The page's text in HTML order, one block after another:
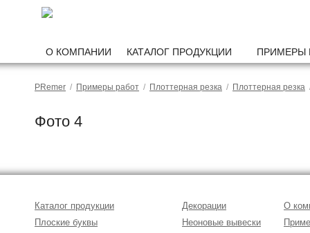
О КОМПАНИИ КАТАЛОГ ПРОДУКЦИИ ПРИМЕРЫ
PRemer / Примеры работ / Плоттерная резка / Плоттерная резка
Фото 4
Каталог продукции
Плоские буквы
Декорации
Неоновые вывески
О